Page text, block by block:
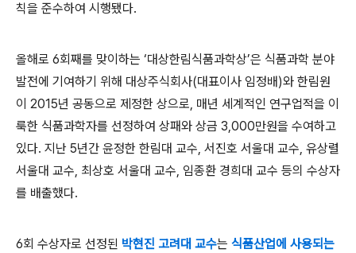
칙을 준수하여 시행됐다.
올해로 6회째를 맞이하는 ‘대상한림식품과학상’은 식품과학 분야
발전에 기여하기 위해 대상주식회사(대표이사 임정배 )와 한림원
이 2015년 공동으로 제정한 상으로, 매년 세계적인 연구업적을 이
룩한 식품과학자를 선정하여 상패와 상금 3,000만원을 수여하고
있다. 지난 5년간 윤정한 한림대 교수, 서진호 서울대 교수, 유상렬
서울대 교수, 최상호 서울대 교수, 임종환 경희대 교수 등의 수상자
를 배출했다.
6회 수상자로 선정된 박현진 고려대 교수는 식품산업에 사용되는